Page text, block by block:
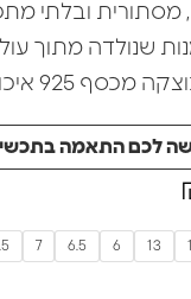
שנולדה מתוך
אופייה הייחודי.
משטח משובץ
וצל ומעניקים
בעבודת יד,
טבעת למי שמחפש
לכם התאמה
13
6
6.5
7